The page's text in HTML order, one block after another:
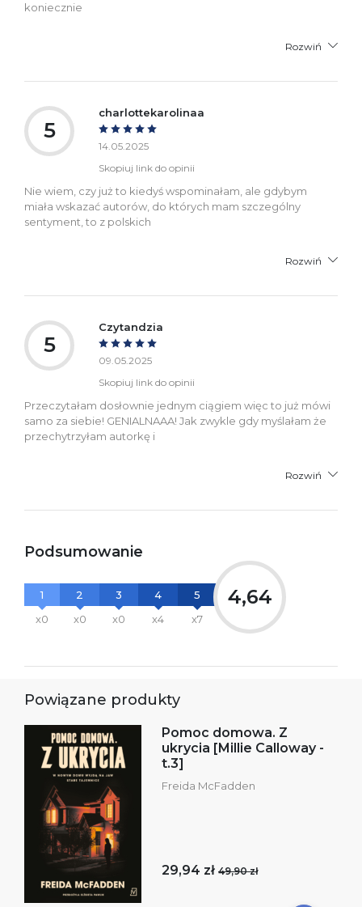
koniecznie
Rozwiń
5
charlottekarolinaa
14.05.2025
Skopiuj link do opinii
Nie wiem, czy już to kiedyś wspominałam, ale gdybym
miała wskazać autorów, do których mam szczególny
sentyment, to z polskich
Rozwiń
5
Czytandzia
09.05.2025
Skopiuj link do opinii
Przeczytałam dosłownie jednym ciągiem więc to już mówi
samo za siebie! GENIALNAAA! Jak zwykle gdy myślałam że
przechytrzyłam autorkę i
Rozwiń
Podsumowanie
1
x0
2
x0
3
x0
4
x4
5
x7
4,64
Powiązane produkty
Pomoc domowa. Z
ukrycia [Millie Calloway -
t.3]
Freida McFadden
29,94 zł 49,90 zł